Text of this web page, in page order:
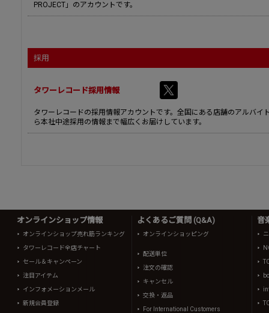
PROJECT」のアカウントです。
採用
タワーレコード採用情報
タワーレコードの採用情報アカウントです。全国にある店舗のアルバイ
ら本社中途採用の情報まで幅広くお届けしています。
オンラインショップ情報
オンラインショップ売れ筋ランキング
タワーレコード全店チャート
セール＆キャンペーン
注目アイテム
インフォメーションメール
新規会員登録
よくあるご質問 (Q&A)
オンラインショッピング
配送単位
注文の確認
キャンセル
交換・返品
For International Customers
音